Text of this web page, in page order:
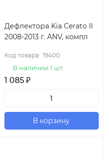
Дефлектора Kia Cerato II
2008-2013 г. ANV, компл
Код товара: 19400
В наличии 1 шт.
1 085 ₽
В корзину